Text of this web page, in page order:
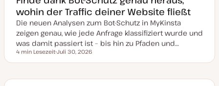
k
t
u
a
i
s
i
e
wohin der Traffic deiner Website fließt
Die neuen Analysen zum Bot-Schutz in MyKinsta
zeigen genau, wie jede Anfrage klassifiziert wurde und
was damit passiert ist – bis hin zu Pfaden und…
Lesezeit
4 min Lesezeit
a
u
Juli 30, 2026